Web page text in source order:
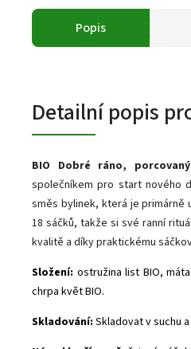
Popis
Detailní popis
BIO Dobré ráno,
společníkem pro start nového
směs bylinek, která je primárně
18 sáčků, takže si své ranní
kvalitě a díky praktickému
Složení: ostružina list BIO,
chrpa květ BIO.
Skladování: Skladovat v suchu